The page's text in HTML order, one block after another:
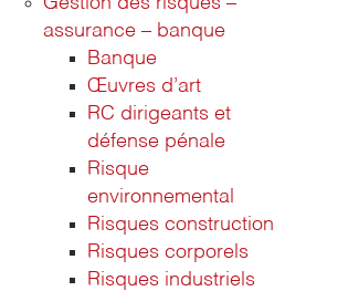
assurance – banque
Banque
Œuvres d’art
RC dirigeants et
défense pénale
Risque
environnemental
Risques construction
Risques corporels
Risques industriels